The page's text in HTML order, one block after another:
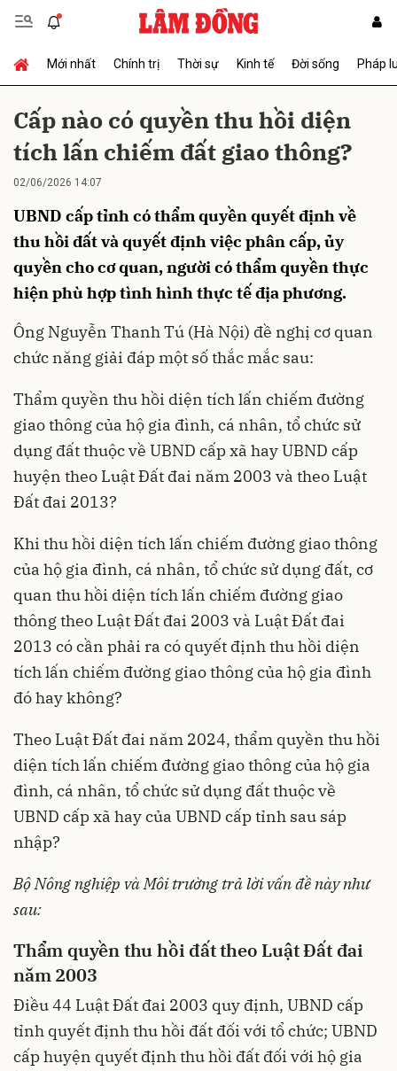
Mới nhất Chính trị Thời sự Kinh tế Đời sống Pháp
Cấp nào có quyền thu hồi diện
tích lấn chiếm đất giao thông?
02/06/2026 14:07
UBND cấp tỉnh có thẩm quyền quyết định về
thu hồi đất và quyết định việc phân cấp, ủy
quyền cho cơ quan, người có thẩm quyền thực
hiện phù hợp tình hình thực tế địa phương.
Ông Nguyễn Thanh Tú (Hà Nội) đề nghị cơ quan
chức năng giải đáp một số thắc mắc sau:
Thẩm quyền thu hồi diện tích lấn chiếm đường
giao thông của hộ gia đình, cá nhân, tổ chức sử
dụng đất thuộc về UBND cấp xã hay UBND cấp
huyện theo Luật Đất đai năm 2003 và theo Luật
Đất đai 2013?
Khi thu hồi diện tích lấn chiếm đường giao thông
của hộ gia đình, cá nhân, tổ chức sử dụng đất, cơ
quan thu hồi diện tích lấn chiếm đường giao
thông theo Luật Đất đai 2003 và Luật Đất đai
2013 có cần phải ra có quyết định thu hồi diện
tích lấn chiếm đường giao thông của hộ gia đình
đó hay không?
Theo Luật Đất đai năm 2024, thẩm quyền thu hồi
diện tích lấn chiếm đường giao thông của hộ gia
đình, cá nhân, tổ chức sử dụng đất thuộc về
UBND cấp xã hay của UBND cấp tỉnh sau sáp
nhập?
Bộ Nông nghiệp và Môi trường trả lời vấn đề này như
sau:
Thẩm quyền thu hồi đất theo Luật Đất đai
năm 2003
Điều 44 Luật Đất đai 2003 quy định, UBND cấp
tỉnh quyết định thu hồi đất đối với tổ chức; UBND
cấp huyện quyết định thu hồi đất đối với hộ gia
Gửi bình luận
Hủy Gửi